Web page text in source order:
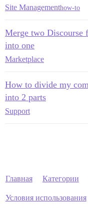
Site Managementhow-to
Merge two Discourse
into one
Marketplace
How to divide my
into 2 parts
Support
Главная Категории
Условия использования